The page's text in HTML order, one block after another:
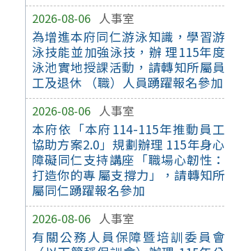
2026-08-06 人事室
為增進本府同仁游泳知識，學習游
泳技能並加強泳技，辦 理115年度
泳池實地授課活動，請轉知所屬員
工及退休 （職）人員踴躍報名參加
2026-08-06 人事室
本府依「本府114-115年推動員工
協助方案2.0」規劃辦理 115年身心
障礙同仁支持講座「職場心韌性：
打造你的專 屬支撐力」，請轉知所
屬同仁踴躍報名參加
2026-08-06 人事室
有關公務人員保障暨培訓委員會